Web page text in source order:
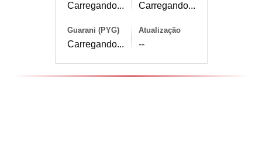
Carregando... Carregando...
Guarani (PYG)
Carregando...
Atualização
--